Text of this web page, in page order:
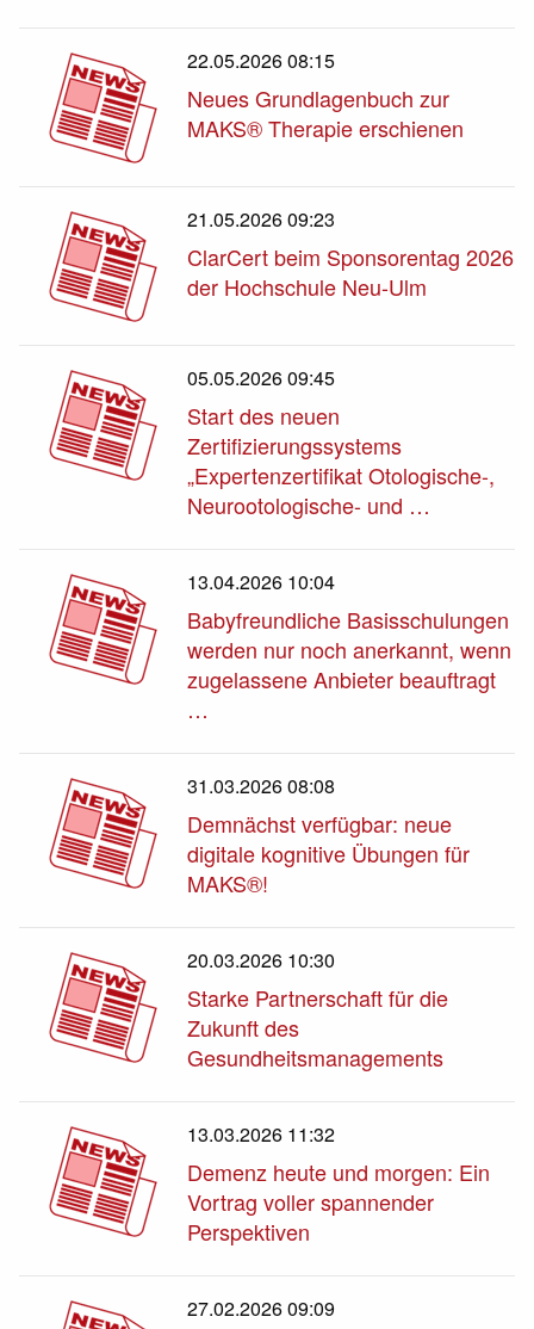
22.05.2026 08:15
Neues Grundlagenbuch zur
MAKS® Therapie erschienen
21.05.2026 09:23
ClarCert beim Sponsorentag 2026
der Hochschule Neu-Ulm
05.05.2026 09:45
Start des neuen
Zertifizierungssystems
„Expertenzertifikat Otologische-,
Neurootologische- und …
13.04.2026 10:04
Babyfreundliche Basisschulungen
werden nur noch anerkannt, wenn
zugelassene Anbieter beauftragt
…
31.03.2026 08:08
Demnächst verfügbar: neue
digitale kognitive Übungen für
MAKS®!
20.03.2026 10:30
Starke Partnerschaft für die
Zukunft des
Gesundheitsmanagements
13.03.2026 11:32
Demenz heute und morgen: Ein
Vortrag voller spannender
Perspektiven
27.02.2026 09:09